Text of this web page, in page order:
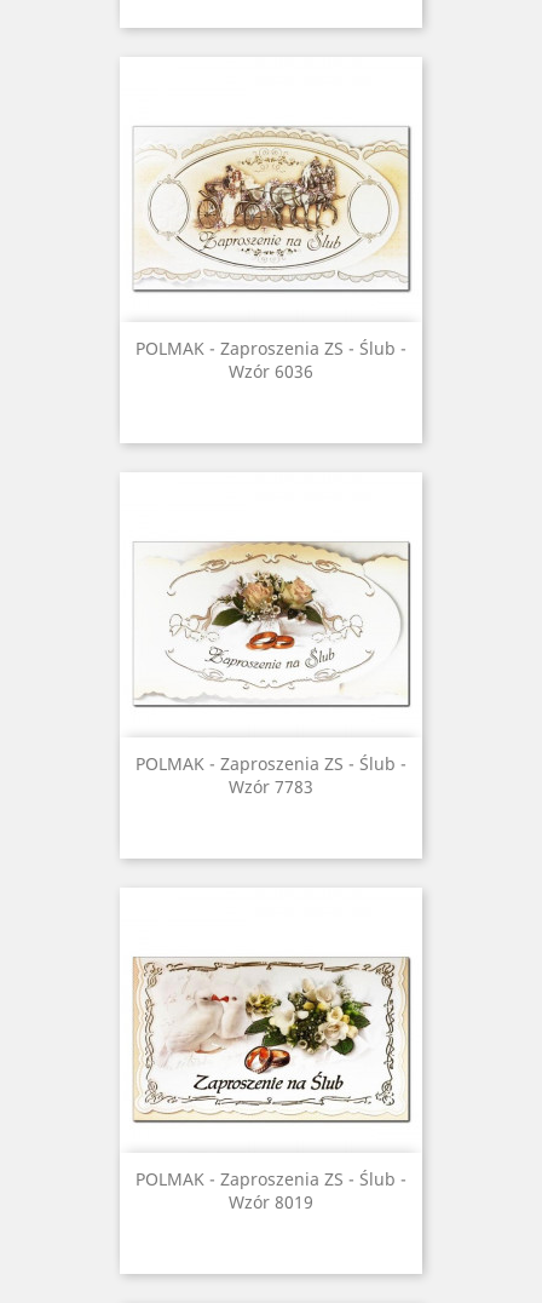
POLMAK - Zaproszenia ZS - Ślub -
Wzór 6036
POLMAK - Zaproszenia ZS - Ślub -
Wzór 7783
POLMAK - Zaproszenia ZS - Ślub -
Wzór 8019